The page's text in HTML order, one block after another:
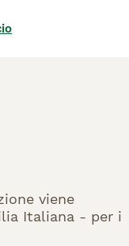
viene
Italiana - per i